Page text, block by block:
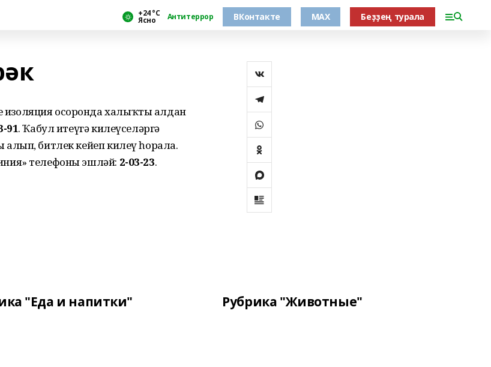
+24 °С
Ясно Антитеррор ВКонтакте MAX Беҙҙең турала
осоронда халыҡты алдан
91. Ҡабул итеүгә килеүселәргә
алып, битлек кейеп килеү һорала.
телефоны эшләй: 2-03-23.
"Еда и напитки" Рубрика "Животные"